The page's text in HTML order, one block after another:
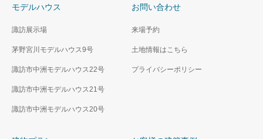
モデルハウス
諏訪展示場
茅野宮川モデルハウス9号
諏訪市中洲モデルハウス22号
諏訪市中洲モデルハウス21号
諏訪市中洲モデルハウス20号
お問い合わせ
来場予約
土地情報はこちら
プライバシーポリシー